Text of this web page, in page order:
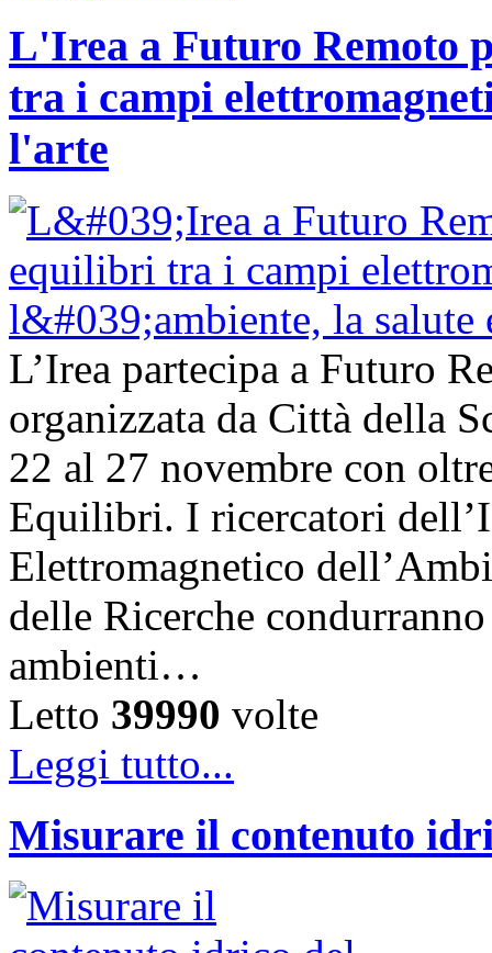
L'Irea a Futuro Remoto
tra i campi
l'arte
L’Irea partecipa a Futuro
organizzata da Città della
22 al 27 novembre con
Equilibri. I ricercatori
Elettromagnetico
delle Ricerche
ambienti…
Letto 39990 volte
Leggi tutto...
Misurare il contenuto